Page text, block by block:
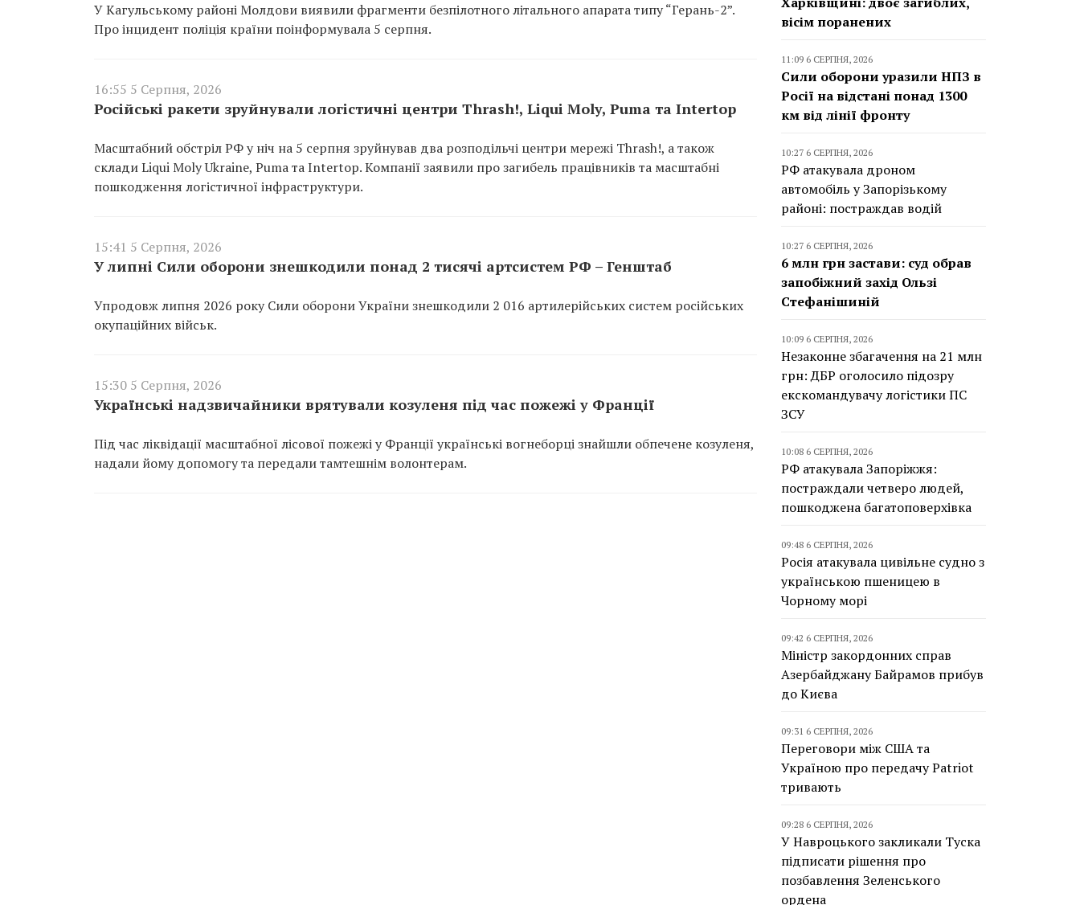
У Кагульському районі Молдови виявили фрагменти безпілотного літального апарата типу “Герань-2”.
Про інцидент поліція країни поінформувала 5 серпня.
16:55 5 Серпня, 2026
Російські ракети зруйнували логістичні центри Thrash!, Liqui Moly, Puma та Intertop
Масштабний обстріл РФ у ніч на 5 серпня зруйнував два розподільчі центри мережі Thrash!, а також
склади Liqui Moly Ukraine, Puma та Intertop. Компанії заявили про загибель працівників та масштабні
пошкодження логістичної інфраструктури.
15:41 5 Серпня, 2026
У липні Сили оборони знешкодили понад 2 тисячі артсистем РФ – Генштаб
Упродовж липня 2026 року Сили оборони України знешкодили 2 016 артилерійських систем російських
окупаційних військ.
15:30 5 Серпня, 2026
Українські надзвичайники врятували козуленя під час пожежі у Франції
Під час ліквідації масштабної лісової пожежі у Франції українські вогнеборці знайшли обпечене козуленя,
надали йому допомогу та передали тамтешнім волонтерам.
вісім поранених
11:09 6 СЕРПНЯ, 2026
Сили оборони уразили НПЗ в
Росії на відстані понад 1300
км від лінії фронту
10:27 6 СЕРПНЯ, 2026
РФ атакувала дроном
автомобіль у Запорізькому
районі: постраждав водій
10:27 6 СЕРПНЯ, 2026
6 млн грн застави: суд обрав
запобіжний захід Ользі
Стефанішиній
10:09 6 СЕРПНЯ, 2026
Незаконне збагачення на 21 млн
грн: ДБР оголосило підозру
екскомандувачу логістики ПС
ЗСУ
10:08 6 СЕРПНЯ, 2026
РФ атакувала Запоріжжя:
постраждали четверо людей,
пошкоджена багатоповерхівка
09:48 6 СЕРПНЯ, 2026
Росія атакувала цивільне судно з
українською пшеницею в
Чорному морі
09:42 6 СЕРПНЯ, 2026
Міністр закордонних справ
Азербайджану Байрамов прибув
до Києва
09:31 6 СЕРПНЯ, 2026
Переговори між США та
Україною про передачу Patriot
тривають
09:28 6 СЕРПНЯ, 2026
У Навроцького закликали Туска
підписати рішення про
позбавлення Зеленського
ордена